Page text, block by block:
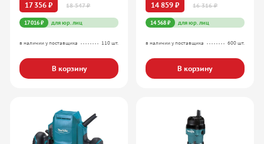
17 356 ₽
18 547 ₽
17 016 ₽ для юр. лиц
в наличии у поставщика 110 шт.
В корзину
14 859 ₽
16 316 ₽
14 568 ₽ для юр. лиц
в наличии у поставщика 600 шт.
В корзину